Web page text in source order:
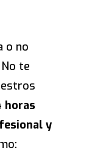
o no
te
horas
y